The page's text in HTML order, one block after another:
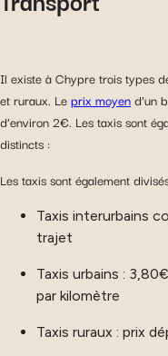
Il existe à Chypre trois types
et ruraux. Leprix moyend’un
d’environ 2€. Les taxis sont
distincts :
Les taxis sont également
Taxis interurbains
trajet
Taxis urbains :
par kilomètre
Taxis ruraux : prix